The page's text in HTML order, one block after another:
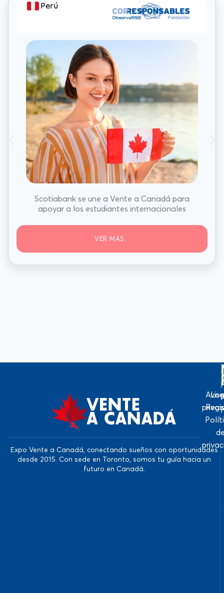
Perú
Scotiabank se une a Vente a Canadá para
apoyar a los estudiantes internacionales
VER MÁS...
Expo Vente a Canadá, conectando sueños con oportunidades
desde 2015. Con sede en Toronto, somos tu guía hacia un
futuro en Canadá.